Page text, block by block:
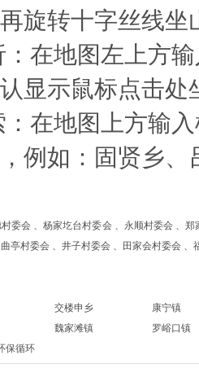
旋转十字丝线坐
在地图左上方
显示鼠标点击处
在地图上方输
例如：固贤乡、
委会 、杨家圪台村委会 、永顺村委会 、
亭村委会 、井子村委会 、田家会村委会 、
交楼申乡
康宁镇
魏家滩镇
罗峪口镇
保循环